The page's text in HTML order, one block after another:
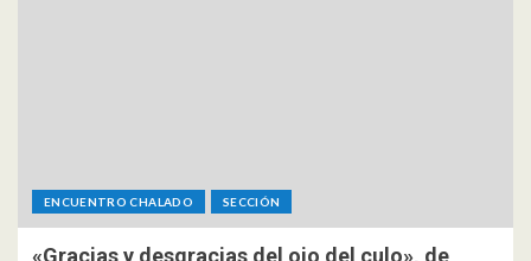
ENCUENTRO CHALADO SECCIÓN
«Gracias y desgracias del ojo del culo», de